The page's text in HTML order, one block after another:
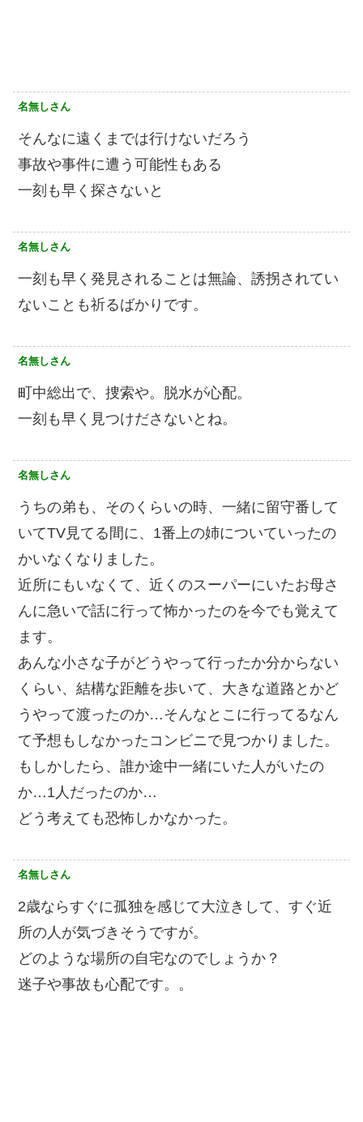
名無しさん
そんなに遠くまでは行けないだろう
事故や事件に遭う可能性もある
一刻も早く探さないと
名無しさん
一刻も早く発見されることは無論、誘拐されてい
ないことも祈るばかりです。
名無しさん
町中総出で、捜索や。脱水が心配。
一刻も早く見つけださないとね。
名無しさん
うちの弟も、そのくらいの時、一緒に留守番して
いてTV見てる間に、1番上の姉についていったの
かいなくなりました。
近所にもいなくて、近くのスーパーにいたお母さ
んに急いで話に行って怖かったのを今でも覚えて
ます。
あんな小さな子がどうやって行ったか分からない
くらい、結構な距離を歩いて、大きな道路とかど
うやって渡ったのか…そんなとこに行ってるなん
て予想もしなかったコンビニで見つかりました。
もしかしたら、誰か途中一緒にいた人がいたの
か…1人だったのか…
どう考えても恐怖しかなかった。
名無しさん
2歳ならすぐに孤独を感じて大泣きして、すぐ近
所の人が気づきそうですが。
どのような場所の自宅なのでしょうか？
迷子や事故も心配です。。